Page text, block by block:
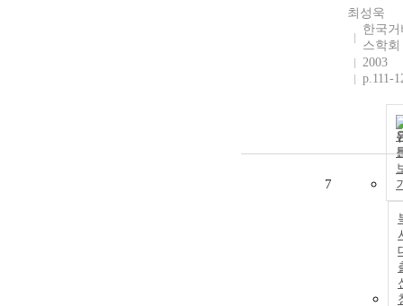
최성욱
한국
스학회
2003
p.111-
7